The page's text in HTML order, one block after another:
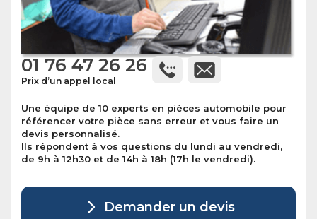
01 76 47 26 26
Prix d’un appel local
Une équipe de 10 experts en pièces automobile pour
référencer votre pièce sans erreur et vous faire un
devis personnalisé.
Ils répondent à vos questions du lundi au vendredi,
de 9h à 12h30 et de 14h à 18h (17h le vendredi).
Demander un devis